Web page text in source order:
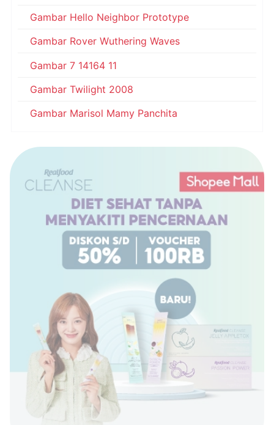
Gambar Hello Neighbor Prototype
Gambar Rover Wuthering Waves
Gambar 7 14164 11
Gambar Twilight 2008
Gambar Marisol Mamy Panchita